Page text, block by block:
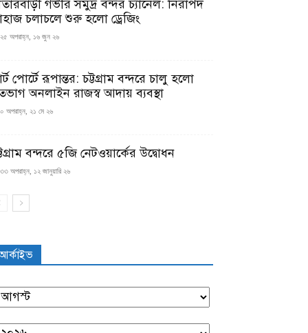
গভীর সমুদ্র বন্দর চ্যানেল: নিরাপদ
চলাচলে শুরু হলো ড্রেজিং
অপরাহ্ন, ১৬ জুন ২৬
পোর্টে রূপান্তর: চট্টগ্রাম বন্দরে চালু হলো
অনলাইন রাজস্ব আদায় ব্যবস্থা
অপরাহ্ন, ২১ মে ২৬
বন্দরে ৫জি নেটওয়ার্কের উদ্বোধন
অপরাহ্ন, ১২ জানুয়ারি ২৬